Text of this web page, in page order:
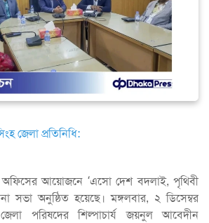
জেলা প্রতিনিধি:
অফিসের আয়োজনে ‘এসো দেশ বদলাই, পৃথিবী
সভা অনুষ্ঠিত হয়েছে। মঙ্গলবার, ২ ডিসেম্বর
পরিষদের শিল্পাচার্য জয়নুল আবেদীন